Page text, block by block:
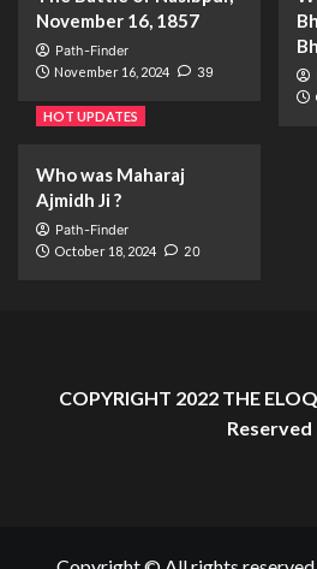
November 16, 1857
Path-Finder
November 16, 2024 39
HOT UPDATES
Who was Maharaj
Ajmidh Ji ?
Path-Finder
October 18, 2024 20
COPYRIGHT 2022 THE
Reserved